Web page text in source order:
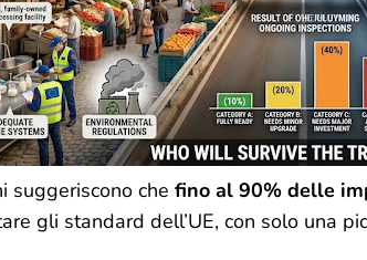
suggeriscono che fino al 90% delle
gli standard dell’UE, con solo una